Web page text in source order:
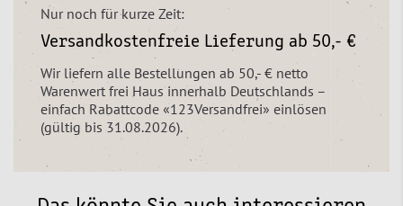
Nur noch für kurze Zeit:
Versandkostenfreie Lieferung ab 50,- €
Wir liefern alle Bestellungen ab 50,- € netto
Warenwert frei Haus innerhalb Deutschlands –
einfach Rabattcode «123Versandfrei» einlösen
(gültig bis 31.08.2026).